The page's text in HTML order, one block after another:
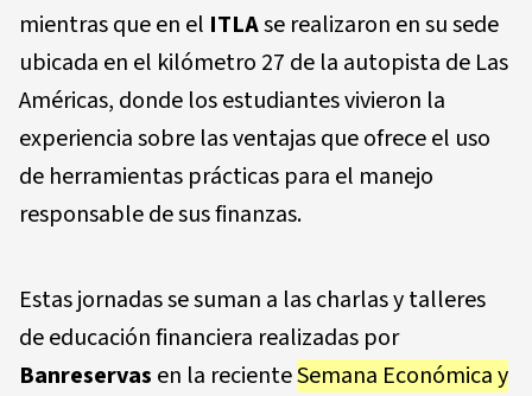
mientras que en el ITLAse realizaron en su sede
ubicada en el kilómetro 27 de la autopista de Las
Américas, donde los estudiantes vivieron la
experiencia sobre las ventajas que ofrece el uso
de herramientas prácticas para el manejo
responsable de sus finanzas.
Estas jornadas se suman a las charlas y talleres
de educación financiera realizadas por
Banreservas en la recienteSemana Económica y